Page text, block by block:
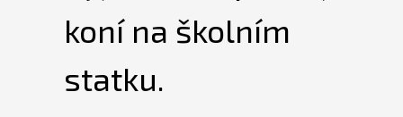
koní na školním
statku.